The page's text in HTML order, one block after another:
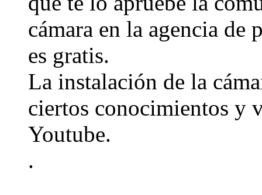
cámara en la agencia de
es gratis.
La instalación de la
ciertos conocimientos y
Youtube.
.